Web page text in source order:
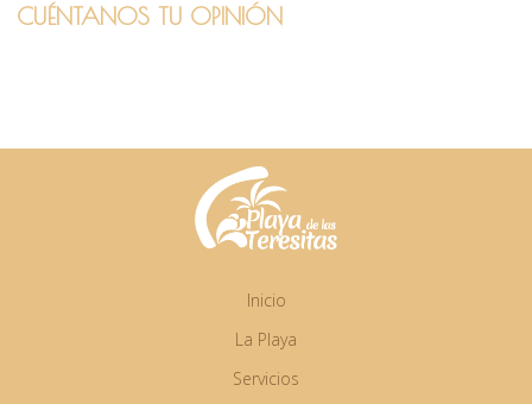
CUÉNTANOS TU OPINIÓN
Inicio
La Playa
Servicios